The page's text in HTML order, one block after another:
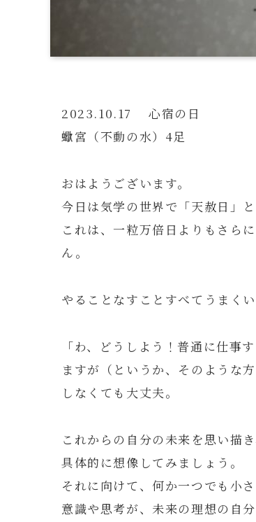
2023.10.17 心宿の日
蠍宮（不動の水）4足
おはようございます。
今日は気学の世界で「天赦日」
これは、一粒万倍日よりもさら
ん。
やることなすことすべてうまく
「わ、どうしよう！普通に仕事
ますが（というか、そのような
しなくても大丈夫。
これからの自分の未来を思い描
具体的に想像してみましょう。
それに向けて、何か一つでも小
意識や思考が、未来の理想の自